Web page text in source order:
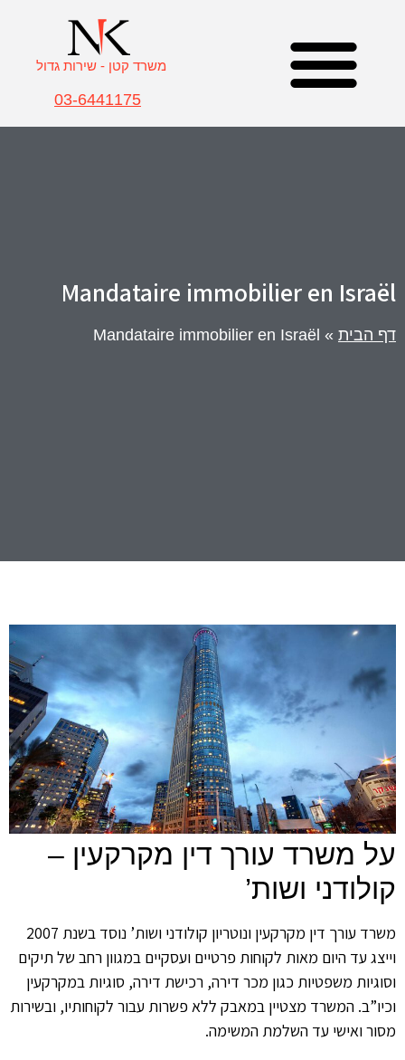
משרד קטן - שירות גדול
03-6441175
Mandataire immobilier en Israël
דף הבית »
Mandataire immobilier en Israël
על משרד עורך דין מקרקעין –
קולודני ושות’
משרד עורך דין מקרקעין ונוטריון קולודני ושות’ נוסד בשנת 2007
וייצג עד היום מאות לקוחות פרטיים ועסקיים במגוון רחב של תיקים
וסוגיות משפטיות כגון מכר דירה, רכישת דירה, סוגיות במקרקעין
וכיו”ב. המשרד מצטיין במאבק ללא פשרות עבור לקוחותיו, ובשירות
מסור ואישי עד השלמת המשימה.